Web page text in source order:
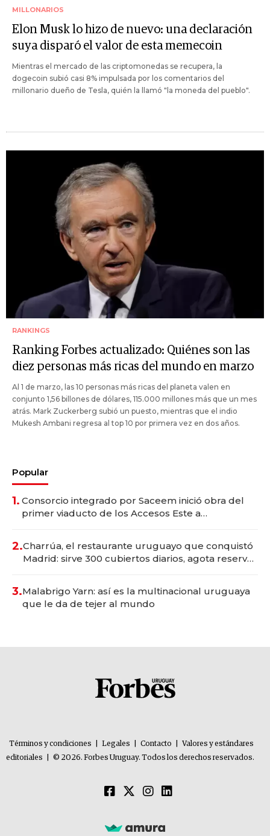
MILLONARIOS
Elon Musk lo hizo de nuevo: una declaración
suya disparó el valor de esta memecoin
Mientras el mercado de las criptomonedas se recupera, la
dogecoin subió casi 8% impulsada por los comentarios del
millonario dueño de Tesla, quién la llamó "la moneda del pueblo".
RANKINGS
Ranking Forbes actualizado: Quiénes son las
diez personas más ricas del mundo en marzo
Al 1 de marzo, las 10 personas más ricas del planeta valen en
conjunto 1,56 billones de dólares, 115.000 millones más que un mes
atrás. Mark Zuckerberg subió un puesto, mientras que el indio
Mukesh Ambani regresa al top 10 por primera vez en dos años.
Popular
1. Consorcio integrado por Saceem inició obra del
primer viaducto de los Accesos Este a
2.Charrúa, el restaurante uruguayo que conquistó
Madrid: sirve 300 cubiertos diarios, agota reservas
3.Malabrigo Yarn: así es la multinacional uruguaya
que le da de tejer al mundo
Términos y condiciones Legales Contacto
Valores y estándares
editoriales
© 2026. Forbes Uruguay. Todos los derechos reservados.